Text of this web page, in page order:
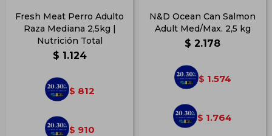
Fresh Meat Perro Adulto
Raza Mediana 2,5kg |
Nutrición Total
$ 1.124
$ 812
$ 910
N&D Ocean Can Salmon
Adult Med/Max. 2,5 kg
$ 2.178
$ 1.574
$ 1.764